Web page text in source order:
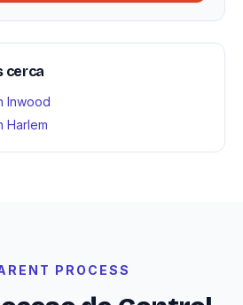
cerca
Inwood
Harlem
PROCESS